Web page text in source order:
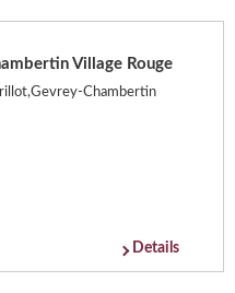
Village Rouge
Chambertin
Details